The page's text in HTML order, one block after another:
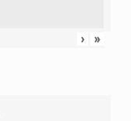
› »